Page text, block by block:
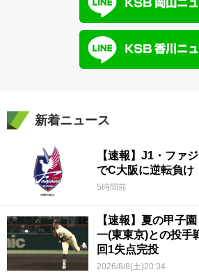
新着ニュース
【速報】J1・ファ
でC大阪に逆転負
5時間前
【速報】夏の甲子
一(東東京)との投手
回1失点完投
2026/8/8(土)20:34